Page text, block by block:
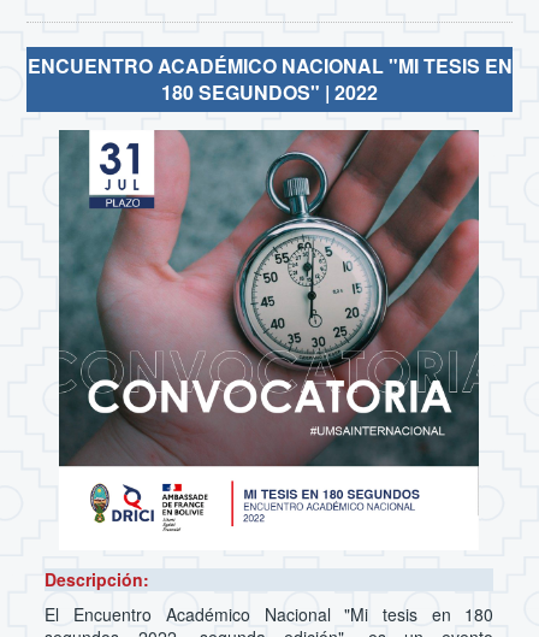
ENCUENTRO ACADÉMICO NACIONAL "MI TESIS EN
180 SEGUNDOS" | 2022
Descripción:
El Encuentro Académico Nacional "Mi tesis en 180